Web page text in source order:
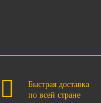
Быстрая доставка
по всей стране